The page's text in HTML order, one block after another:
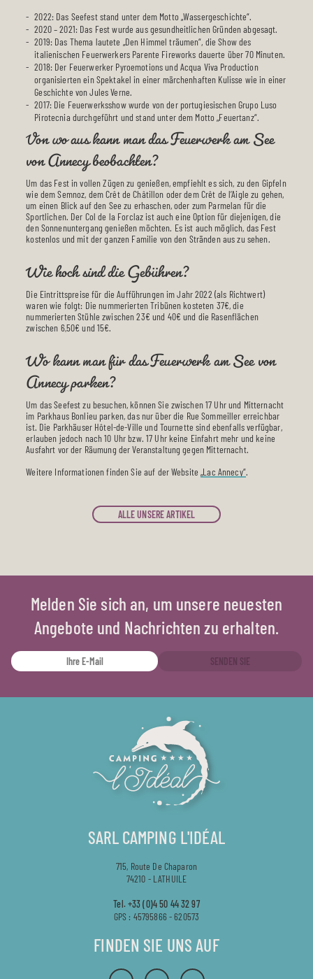
2022: Das Seefest stand unter dem Motto „Wassergeschichte“.
2020 – 2021: Das Fest wurde aus gesundheitlichen Gründen abgesagt.
2019: Das Thema lautete „Den Himmel träumen“, die Show des
italienischen Feuerwerkers Parente Fireworks dauerte über 70 Minuten.
2018: Der Feuerwerker Pyroemotions und Acqua Viva Production
organisierten ein Spektakel in einer märchenhaften Kulisse wie in einer
Geschichte von Jules Verne.
2017: Die Feuerwerksshow wurde von der portugiesischen Grupo Luso
Pirotecnia durchgeführt und stand unter dem Motto „Feuertanz“.
Von wo aus kann man das Feuerwerk am See
von Annecy beobachten?
Um das Fest in vollen Zügen zu genießen, empfiehlt es sich, zu den Gipfeln
wie dem Semnoz, dem Crêt de Châtillon oder dem Crêt de l’Aigle zu gehen,
um einen Blick auf den See zu erhaschen, oder zum Parmelan für die
Sportlichen. Der Col de la Forclaz ist auch eine Option für diejenigen, die
den Sonnenuntergang genießen möchten. Es ist auch möglich, das Fest
kostenlos und mit der ganzen Familie von den Stränden aus zu sehen.
Wie hoch sind die Gebühren?
Die Eintrittspreise für die Aufführungen im Jahr 2022 (als Richtwert)
waren wie folgt: Die nummerierten Tribünen kosteten 37€, die
nummerierten Stühle zwischen 23€ und 40€ und die Rasenflächen
zwischen 6,50€ und 15€.
Wo kann man für das Feuerwerk am See von
Annecy parken?
Um das Seefest zu besuchen, können Sie zwischen 17 Uhr und Mitternacht
im Parkhaus Bonlieu parken, das nur über die Rue Sommeiller erreichbar
ist. Die Parkhäuser Hôtel-de-Ville und Tournette sind ebenfalls verfügbar,
erlauben jedoch nach 10 Uhr bzw. 17 Uhr keine Einfahrt mehr und keine
Ausfahrt vor der Räumung der Veranstaltung gegen Mitternacht.
Weitere Informationen finden Sie auf der Website„Lac Annecy“.
ALLE UNSERE ARTIKEL
Melden Sie sich an, um unsere neuesten
Angebote und Nachrichten zu erhalten.
SENDEN SIE
SARL CAMPING L'IDÉAL
715, Route De Chaparon
74210 - LATHUILE
Tel. +33 (0)4 50 44 32 97
GPS : 45795866 - 620573
FINDEN SIE UNS AUF